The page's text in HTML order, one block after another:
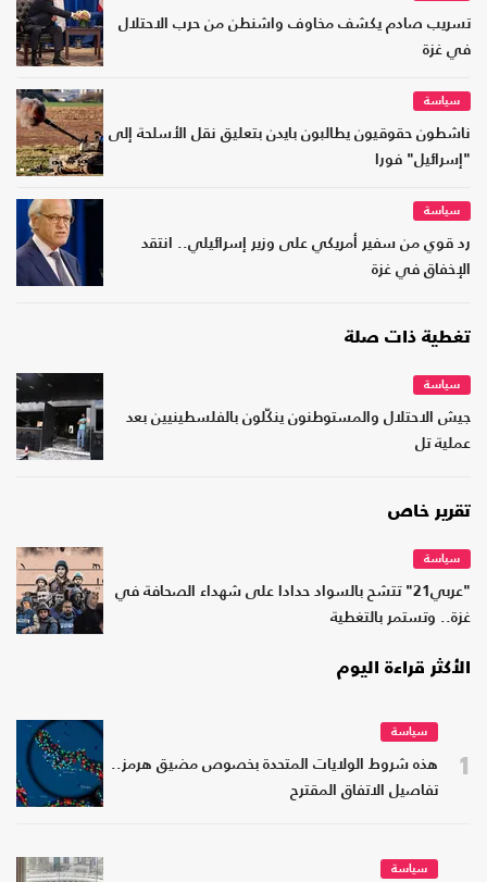
تسريب صادم يكشف مخاوف واشنطن من حرب الاحتلال
في غزة
سياسة
ناشطون حقوقيون يطالبون بايدن بتعليق نقل الأسلحة إلى
"إسرائيل" فورا
سياسة
رد قوي من سفير أمريكي على وزير إسرائيلي.. انتقد
الإخفاق في غزة
تغطية ذات صلة
سياسة
جيش الاحتلال والمستوطنون ينكّلون بالفلسطينيين بعد
عملية تل
تقرير خاص
سياسة
"عربي21" تتشح بالسواد حدادا على شهداء الصحافة في
غزة.. وتستمر بالتغطية
الأكثر قراءة اليوم
1
سياسة
هذه شروط الولايات المتحدة بخصوص مضيق هرمز..
تفاصيل الاتفاق المقترح
سياسة